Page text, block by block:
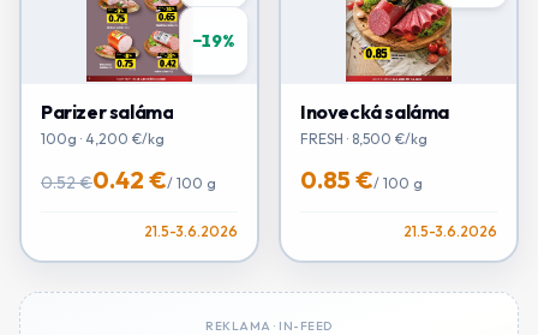
−19%
Parizer saláma
100g · 4,200 €/kg
0.52 €0.42 €/ 100 g
21.5-3.6.2026
Inovecká saláma
FRESH · 8,500 €/kg
0.85 €/ 100 g
21.5-3.6.2026
REKLAMA · IN-FEED